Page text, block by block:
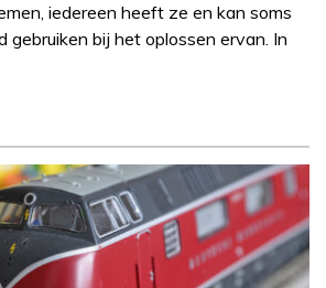
iedereen heeft ze en kan soms
gebruiken bij het oplossen ervan. In